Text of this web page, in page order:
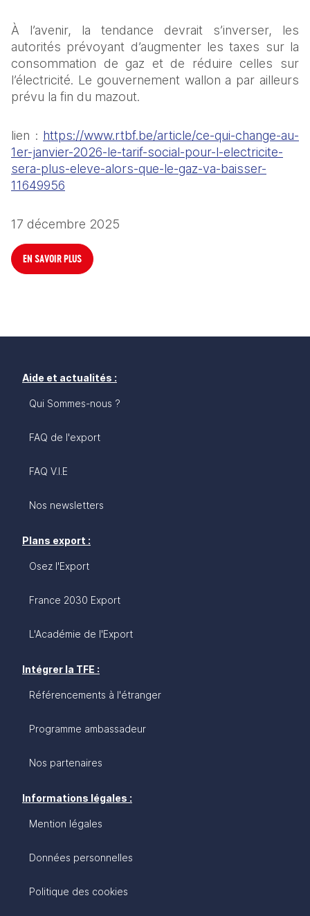
À l’avenir, la tendance devrait s’inverser, les
autorités prévoyant d’augmenter les taxes sur la
consommation de gaz et de réduire celles sur
l’électricité. Le gouvernement wallon a par ailleurs
prévu la fin du mazout.
lien : https://www.rtbf.be/article/ce-qui-change-au-
1er-janvier-2026-le-tarif-social-pour-l-electricite-
sera-plus-eleve-alors-que-le-gaz-va-baisser-
11649956
17 décembre 2025
EN SAVOIR PLUS
Aide et actualités :
Qui Sommes-nous ?
FAQ de l'export
FAQ V.I.E
Nos newsletters
Plans export :
Osez l'Export
France 2030 Export
L'Académie de l'Export
Intégrer la TFE :
Référencements à l'étranger
Programme ambassadeur
Nos partenaires
Informations légales :
Mention légales
Données personnelles
Politique des cookies